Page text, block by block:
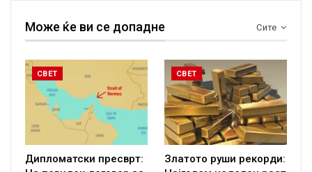
Сите
Може ќе ви се допадне
СВЕТ
Дипломатски пресврт:
СВЕТ
Златото руши рекорди: